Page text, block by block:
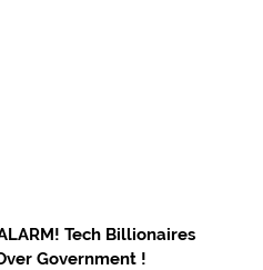
Tech Billionaires
Government !